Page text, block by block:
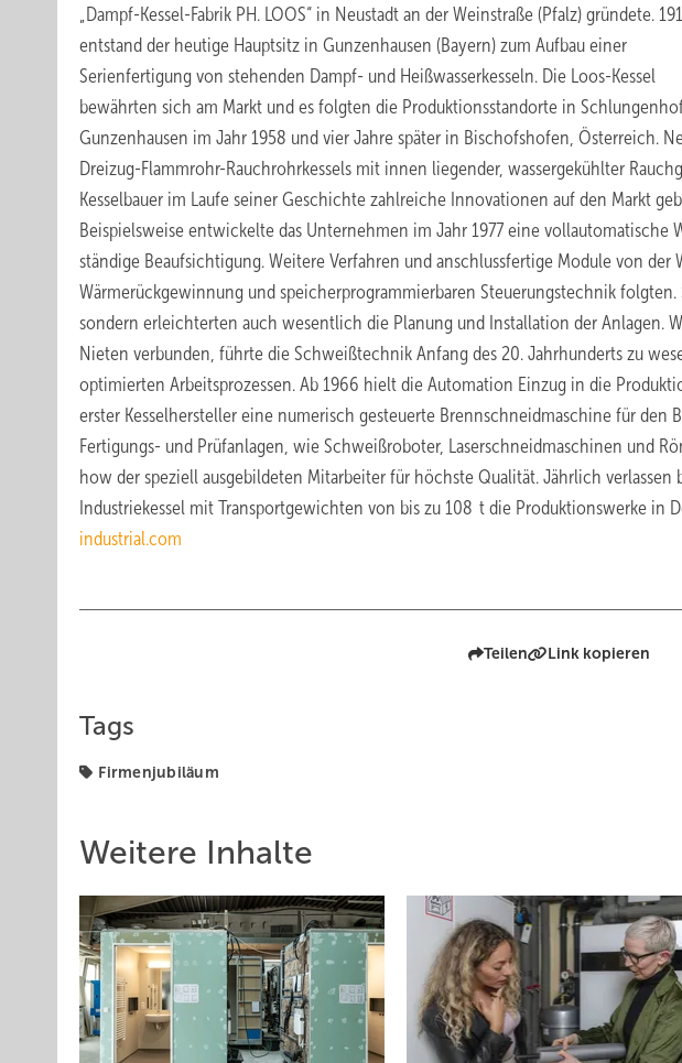
„Dampf-Kessel-Fabrik PH. LOOS“ in Neustadt an der Weinstraße (Pfalz) gründete.
entstand der heutige Hauptsitz in Gunzenhausen (Bayern) zum Aufbau einer
Serienfertigung von stehenden Dampf- und Heißwasserkesseln. Die Loos-Kessel
bewährten sich am Markt und es folgten die Produktionsstandorte in
Gunzenhausen im Jahr 1958 und vier Jahre später in Bischofshofen, Österreich.
Dreizug-Flammrohr-Rauchrohrkessels mit innen liegender, wassergekühlter
Kesselbauer im Laufe seiner Geschichte zahlreiche Innovationen auf den Markt
Beispielsweise entwickelte das Unternehmen im Jahr 1977 eine vollautomatische
ständige Beaufsichtigung. Weitere Verfahren und anschlussfertige Module von der
Wärmerückgewinnung und speicherprogrammierbaren Steuerungstechnik
sondern erleichterten auch wesentlich die Planung und Installation der Anlagen.
Nieten verbunden, führte die Schweißtechnik Anfang des 20. Jahrhunderts zu
optimierten Arbeitsprozessen. Ab 1966 hielt die Automation Einzug in die
erster Kesselhersteller eine numerisch gesteuerte Brennschneidmaschine für den
Fertigungs- und Prüfanlagen, wie Schweißroboter, Laserschneidmaschinen und
how der speziell ausgebildeten Mitarbeiter für höchste Qualität. Jährlich
Industriekessel mit Transportgewichten von bis zu 108 t die Produktionswerke in
industrial.com
Teilen Link kopieren
Tags
Firmenjubiläum
Weitere Inhalte